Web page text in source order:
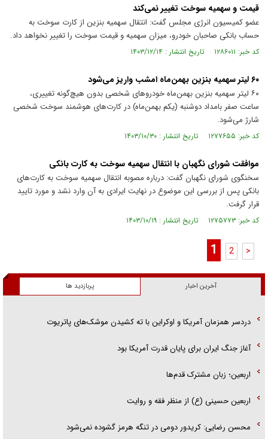
قیمت و سهمیه سوخت تغییر نمی‌کند
عضو کمیسیون انرژی مجلس گفت: انتقال سهمیه بنزین از کارت سوخت به
حساب بانکی صاحبان خودرو، میزان سهمیه‌ و قیمت سوخت را تغییر نخواهد داد.
کد خبر: ۱۲۸۶۰۱۱ تاریخ انتشار : ۱۴۰۳/۱۲/۱۴
۶۰ لیتر سهمیه بنزین بهمن‌ماه امشب واریز می‌شود
۶۰ لیتر سهمیه بنزین بهمن‌ماه خودروهای شخصی بدون هیچ‌گونه تغییری،
ساعت صفر بامداد دوشنبه (یکم بهمن‌ماه) در کارت‌های هوشمند سوخت شخصی
شارژ می‌شود.
کد خبر: ۱۲۷۷۶۵۵ تاریخ انتشار : ۱۴۰۳/۱۰/۳۰
موافقت شورای نگهبان با انتقال سهمیه سوخت به کارت بانکی
سخنگوی شورای نگهبان گفت: درباره مصوبه انتقال سهمیه سوخت به کارت‌های
بانکی پس از بررسی این موضوع در نهایت ایرادی به آن وارد نشد و مورد تایید
قرار گرفت.
کد خبر: ۱۲۷۵۷۷۳ تاریخ انتشار : ۱۴۰۳/۱۰/۱۹
1 2 >
آخرین اخبار پربازدید ها
دردسر همزمان آمریکا و اوکراین با ته کشیدن موشک‌های پاتریوت
آغاز جنگ ایران برای پایان قدرت آمریکا بود
اربعین؛ زبان مشترک قدم‌ها
اربعین حسینی (ع) از منظر فقه و روایت
محسن رضایی: کریدور دومی در تنگه هرمز گشوده نمی‌شود